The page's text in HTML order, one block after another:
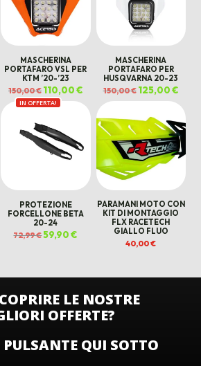
€.
MASCHERINA
PORTAFARO VSL PER
KTM ’20-’23
150,00€ Il
prezzo
originale
era:
110,00€Il
prezzo
attuale
è:
110,00 €.
MASCHERINA
PORTAFARO PER
HUSQVARNA 20-23
150,00€ Il
prezzo
originale
150,00 €.
125,00€Il
è:
€.
IN OFFERTA!
PROTEZIONE
FORCELLONE BETA
20-24
72,99€Il
prezzo
59,90€
PARAMANI MOTO CON
KIT DI MONTAGGIO
FLX RACETECH
GIALLO FLUO
40,00€
LE NOSTRE
OFFERTE?
QUI SOTTO